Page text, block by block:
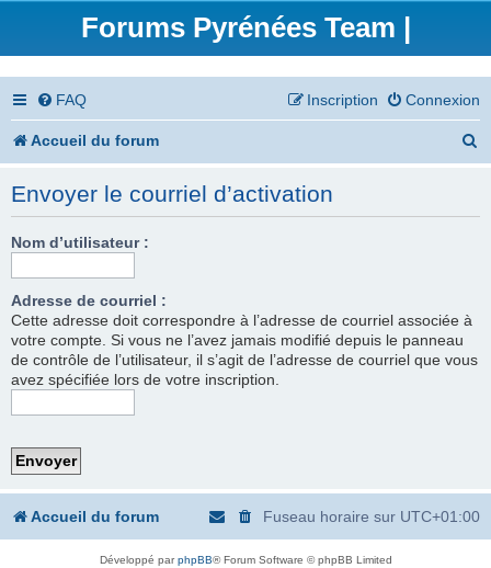
Forums Pyrénées Team |
FAQ Connexion
Inscription
Accueil du forum
Envoyer le courriel d’activation
Nom d’utilisateur :
Adresse de courriel :
Cette adresse doit correspondre à l’adresse de courriel associée à
votre compte. Si vous ne l’avez jamais modifié depuis le panneau
de contrôle de l’utilisateur, il s’agit de l’adresse de courriel que vous
avez spécifiée lors de votre inscription.
Accueil du forum Fuseau horaire sur UTC+01:00
Développé parphpBB® Forum Software © phpBB Limited